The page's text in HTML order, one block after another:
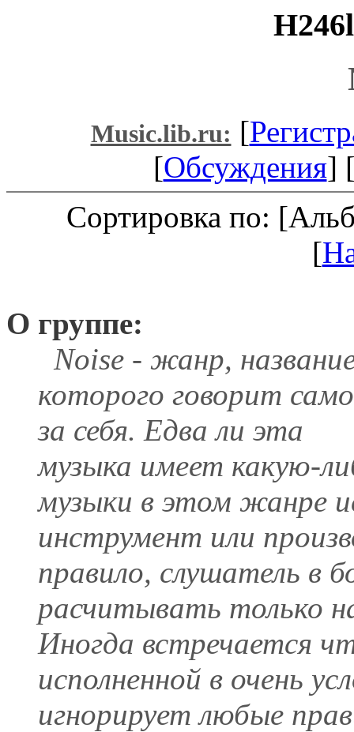
Music.lib.ru: [
[Обсуждения]
Сортировка по:
[
О группе:
Noise - жанр,
которого говорит само
за себя. Едва ли эта
музыка имеет какую-
музыки в этом жанре
инструмент или
правило, слушатель в
расчитывать только
Иногда встречается
исполненной в очень
игнорирует любые